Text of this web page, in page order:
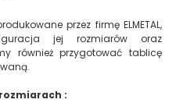
przez firmę ELMETAL,
jej rozmiarów oraz
również przygotować tablicę
: